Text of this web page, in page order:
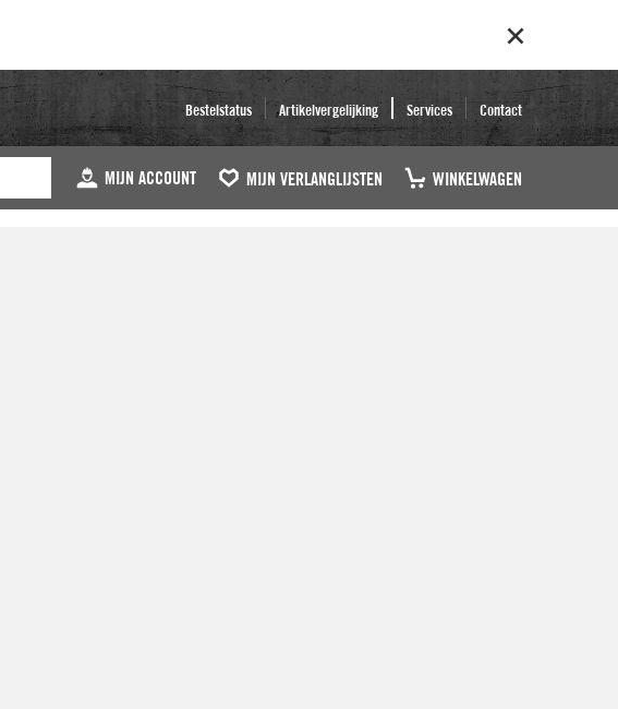
Bestelstatus Artikelvergelijking Services Contact
MIJN ACCOUNT MIJN VERLANGLIJSTEN WINKELWAGEN